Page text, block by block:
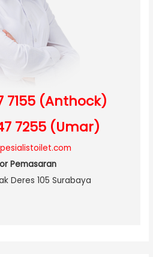
7155 (Anthock)
7255 (Umar)
Pemasaran
Deres 105 Surabaya